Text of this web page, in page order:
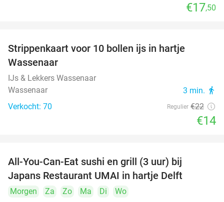
€17,50
Strippenkaart voor 10 bollen ijs in hartje
Wassenaar
IJs & Lekkers Wassenaar
Wassenaar
3 min. directions_walk
Verkocht: 70 Regulier €22
€14
All-You-Can-Eat sushi en grill (3 uur) bij
Japans Restaurant UMAI in hartje Delft
Morgen Za Zo Ma Di
Wo